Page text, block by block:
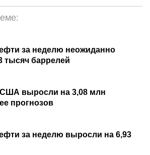
за неделю неожиданно
тысяч баррелей
выросли на 3,08 млн
прогнозов
за неделю выросли на 6,93